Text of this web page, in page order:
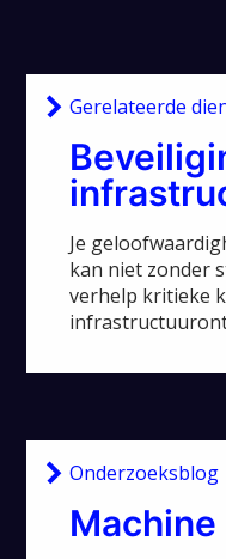
Gerelateerde
Je
kan niet zonder
verhelp kritieke
Onderzoeksblog
Machine